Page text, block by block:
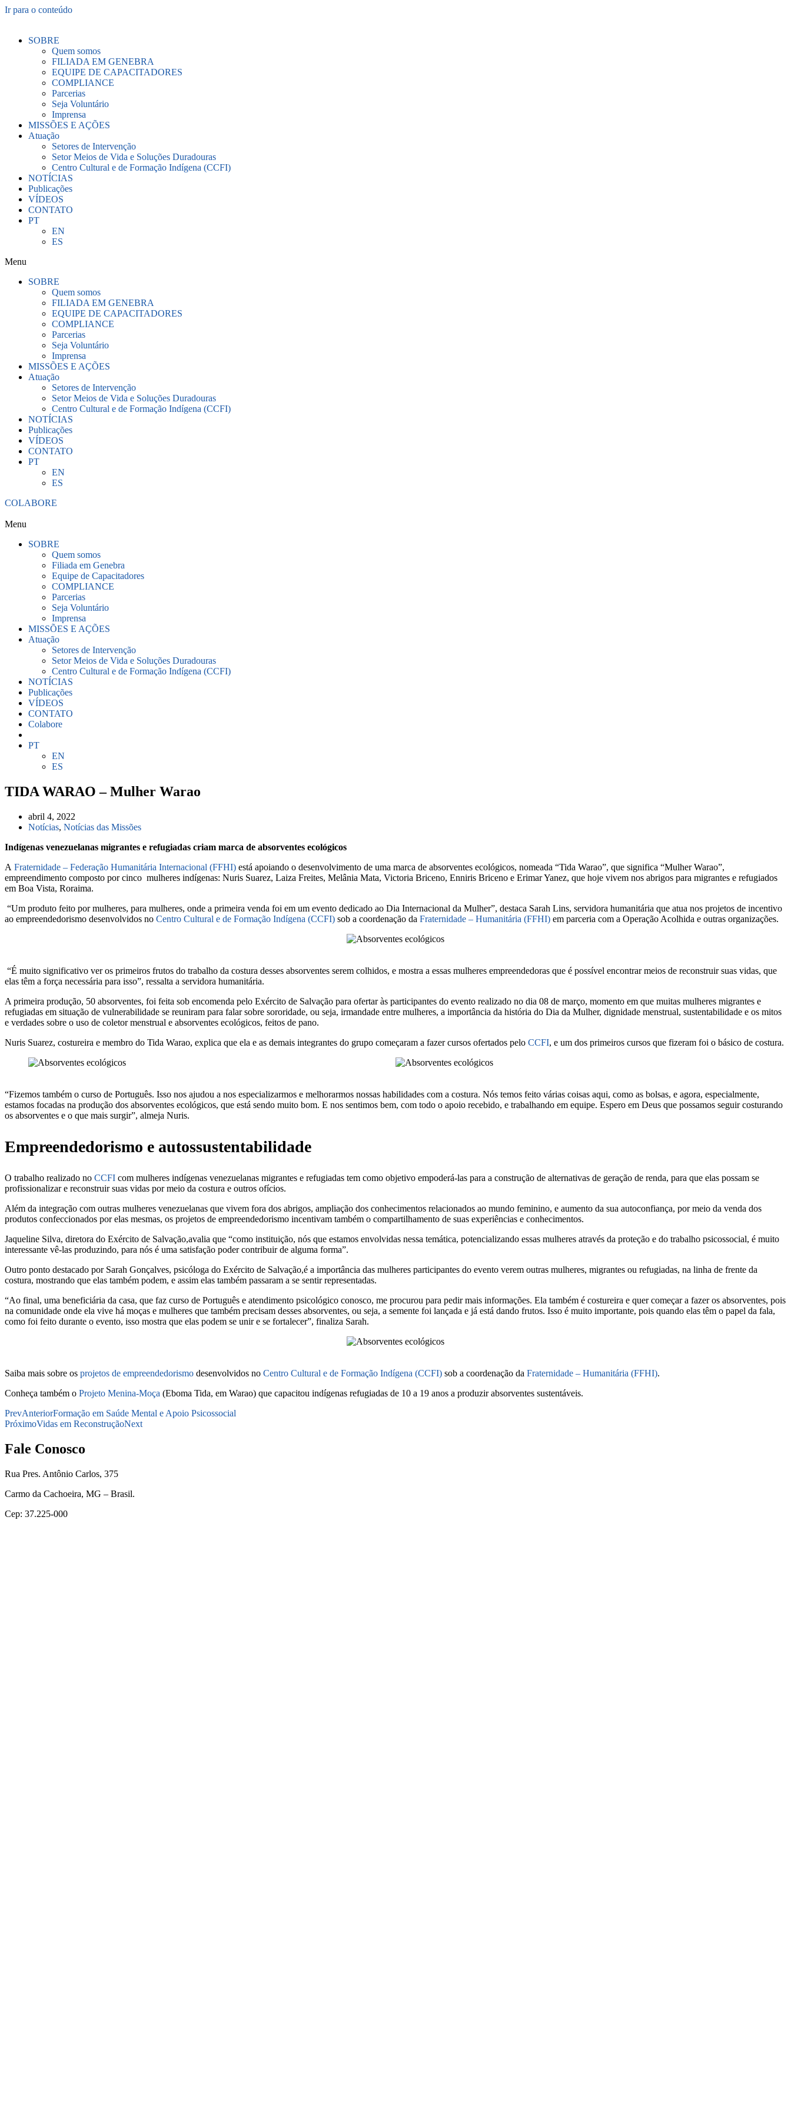
Ir para o conteúdo
SOBRE
Quem somos
FILIADA EM GENEBRA
EQUIPE DE CAPACITADORES
COMPLIANCE
Parcerias
Seja Voluntário
Imprensa
MISSÕES E AÇÕES
Atuação
Setores de Intervenção
Setor Meios de Vida e Soluções Duradouras
Centro Cultural e de Formação Indígena (CCFI)
NOTÍCIAS
Publicações
VÍDEOS
CONTATO
PT
EN
ES
Menu
SOBRE
Quem somos
FILIADA EM GENEBRA
EQUIPE DE CAPACITADORES
COMPLIANCE
Parcerias
Seja Voluntário
Imprensa
MISSÕES E AÇÕES
Atuação
Setores de Intervenção
Setor Meios de Vida e Soluções Duradouras
Centro Cultural e de Formação Indígena (CCFI)
NOTÍCIAS
Publicações
VÍDEOS
CONTATO
PT
EN
ES
COLABORE
Menu
SOBRE
Quem somos
Filiada em Genebra
Equipe de Capacitadores
COMPLIANCE
Parcerias
Seja Voluntário
Imprensa
MISSÕES E AÇÕES
Atuação
Setores de Intervenção
Setor Meios de Vida e Soluções Duradouras
Centro Cultural e de Formação Indígena (CCFI)
NOTÍCIAS
Publicações
VÍDEOS
CONTATO
Colabore
PT
EN
ES
TIDA WARAO – Mulher Warao
abril 4, 2022
Notícias, Notícias das Missões
Indígenas venezuelanas migrantes e refugiadas criam marca de absorventes ecológicos
A Fraternidade – Federação Humanitária Internacional (FFHI) está apoiando o desenvolvimento de uma marca de absorventes ecológicos, nomeada “Tida Warao”, que significa “Mulher Warao”,
empreendimento composto por cinco mulheres indígenas: Nuris Suarez, Laiza Freites, Melânia Mata, Victoria Briceno, Enniris Briceno e Erimar Yanez, que hoje vivem nos abrigos para migrantes e refugiados
em Boa Vista, Roraima.
“Um produto feito por mulheres, para mulheres, onde a primeira venda foi em um evento dedicado ao Dia Internacional da Mulher”, destaca Sarah Lins, servidora humanitária que atua nos projetos de incentivo
ao empreendedorismo desenvolvidos no Centro Cultural e de Formação Indígena (CCFI) sob a coordenação da Fraternidade – Humanitária (FFHI) em parceria com a Operação Acolhida e outras organizações.
“É muito significativo ver os primeiros frutos do trabalho da costura desses absorventes serem colhidos, e mostra a essas mulheres empreendedoras que é possível encontrar meios de reconstruir suas vidas, que
elas têm a força necessária para isso”, ressalta a servidora humanitária.
A primeira produção, 50 absorventes, foi feita sob encomenda pelo Exército de Salvação para ofertar às participantes do evento realizado no dia 08 de março, momento em que muitas mulheres migrantes e
refugiadas em situação de vulnerabilidade se reuniram para falar sobre sororidade, ou seja, irmandade entre mulheres, a importância da história do Dia da Mulher, dignidade menstrual, sustentabilidade e os mitos
e verdades sobre o uso de coletor menstrual e absorventes ecológicos, feitos de pano.
Nuris Suarez, costureira e membro do Tida Warao, explica que ela e as demais integrantes do grupo começaram a fazer cursos ofertados pelo CCFI, e um dos primeiros cursos que fizeram foi o básico de costura.
“Fizemos também o curso de Português. Isso nos ajudou a nos especializarmos e melhorarmos nossas habilidades com a costura. Nós temos feito várias coisas aqui, como as bolsas, e agora, especialmente,
estamos focadas na produção dos absorventes ecológicos, que está sendo muito bom. E nos sentimos bem, com todo o apoio recebido, e trabalhando em equipe. Espero em Deus que possamos seguir costurando
os absorventes e o que mais surgir”, almeja Nuris.
Empreendedorismo e autossustentabilidade
O trabalho realizado no CCFI com mulheres indígenas venezuelanas migrantes e refugiadas tem como objetivo empoderá-las para a construção de alternativas de geração de renda, para que elas possam se
profissionalizar e reconstruir suas vidas por meio da costura e outros ofícios.
Além da integração com outras mulheres venezuelanas que vivem fora dos abrigos, ampliação dos conhecimentos relacionados ao mundo feminino, e aumento da sua autoconfiança, por meio da venda dos
produtos confeccionados por elas mesmas, os projetos de empreendedorismo incentivam também o compartilhamento de suas experiências e conhecimentos.
Jaqueline Silva, diretora do Exército de Salvação,avalia que “como instituição, nós que estamos envolvidas nessa temática, potencializando essas mulheres através da proteção e do trabalho psicossocial, é muito
interessante vê-las produzindo, para nós é uma satisfação poder contribuir de alguma forma”.
Outro ponto destacado por Sarah Gonçalves, psicóloga do Exército de Salvação,é a importância das mulheres participantes do evento verem outras mulheres, migrantes ou refugiadas, na linha de frente da
costura, mostrando que elas também podem, e assim elas também passaram a se sentir representadas.
“Ao final, uma beneficiária da casa, que faz curso de Português e atendimento psicológico conosco, me procurou para pedir mais informações. Ela também é costureira e quer começar a fazer os absorventes, pois
na comunidade onde ela vive há moças e mulheres que também precisam desses absorventes, ou seja, a semente foi lançada e já está dando frutos. Isso é muito importante, pois quando elas têm o papel da fala,
como foi feito durante o evento, isso mostra que elas podem se unir e se fortalecer”, finaliza Sarah.
Saiba mais sobre os projetos de empreendedorismo desenvolvidos no Centro Cultural e de Formação Indígena (CCFI) sob a coordenação da Fraternidade – Humanitária (FFHI).
Conheça também o Projeto Menina-Moça (Eboma Tida, em Warao) que capacitou indígenas refugiadas de 10 a 19 anos a produzir absorventes sustentáveis.
PrevAnteriorFormação em Saúde Mental e Apoio Psicossocial
PróximoVidas em ReconstruçãoNext
Fale Conosco
Rua Pres. Antônio Carlos, 375
Carmo da Cachoeira, MG – Brasil.
Cep: 37.225-000